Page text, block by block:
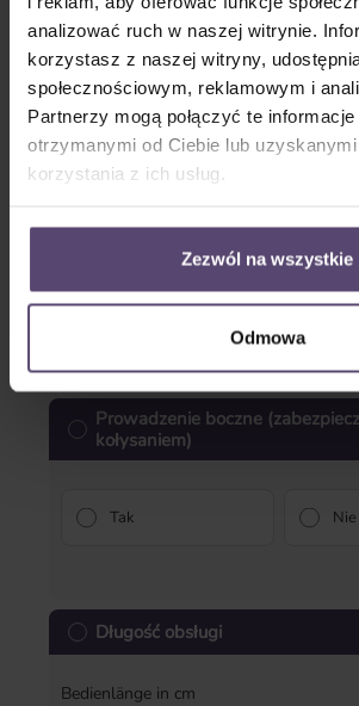
analizować ruch w naszej witrynie.
korzystasz z naszej witryny,
społecznościowym, reklamowym i
Partnerzy mogą połączyć te
otrzymanymi od Ciebie lub
korzystania z ich usług.
Zezwól na wszystkie
Odmowa
lewy
* Proszę podać ilość *
Blenda
Prowadzenie boczne
kołysaniem)
Tak Nie
Długość obsługi
Bedienlänge in cm